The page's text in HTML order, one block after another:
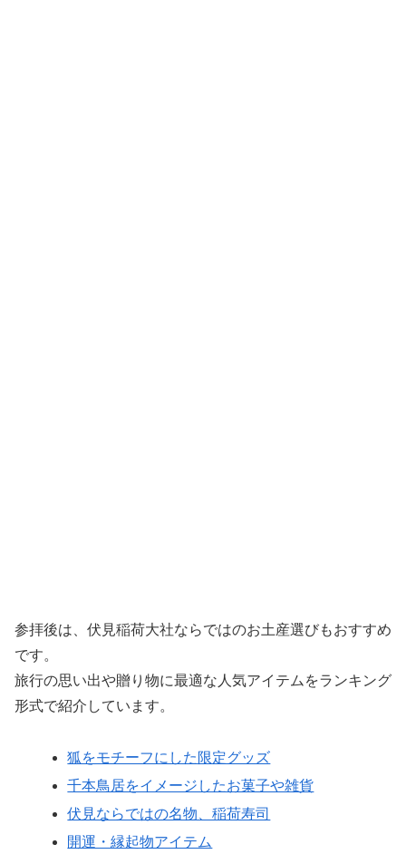
参拝後は、伏見稲荷大社ならではのお土産選びもおすすめ
です。
旅行の思い出や贈り物に最適な人気アイテムをランキング
形式で紹介しています。
狐をモチーフにした限定グッズ
千本鳥居をイメージしたお菓子や雑貨
伏見ならではの名物、稲荷寿司
開運・縁起物アイテム